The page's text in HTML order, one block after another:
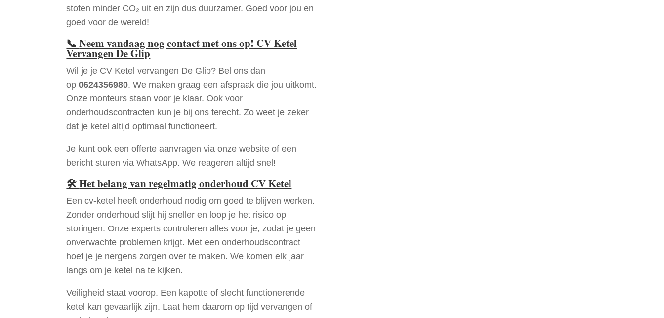
stoten minder CO₂ uit en zijn dus duurzamer. Goed voor jou en
goed voor de wereld!
📞Neem vandaag nog contact met ons op! CV Ketel
Vervangen De Glip
Wil je je CV Ketel vervangen De Glip? Bel ons dan
op0624356980. We maken graag een afspraak die jou uitkomt.
Onze monteurs staan voor je klaar. Ook voor
onderhoudscontracten kun je bij ons terecht. Zo weet je zeker
dat je ketel altijd optimaal functioneert.
Je kunt ook een offerte aanvragen via onze website of een
bericht sturen via WhatsApp. We reageren altijd snel!
🛠Het belang van regelmatig onderhoud CV Ketel
Een cv-ketel heeft onderhoud nodig om goed te blijven werken.
Zonder onderhoud slijt hij sneller en loop je het risico op
storingen. Onze experts controleren alles voor je, zodat je geen
onverwachte problemen krijgt. Met een onderhoudscontract
hoef je je nergens zorgen over te maken. We komen elk jaar
langs om je ketel na te kijken.
Veiligheid staat voorop. Een kapotte of slecht functionerende
ketel kan gevaarlijk zijn. Laat hem daarom op tijd vervangen of